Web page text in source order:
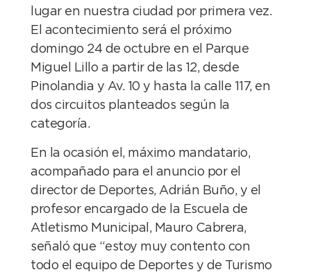
lugar en nuestra ciudad por primera vez.
El acontecimiento será el próximo
domingo 24 de octubre en el Parque
Miguel Lillo a partir de las 12, desde
Pinolandia y Av. 10 y hasta la calle 117, en
dos circuitos planteados según la
categoría.
En la ocasión el, máximo mandatario,
acompañado para el anuncio por el
director de Deportes, Adrián Buño, y el
profesor encargado de la Escuela de
Atletismo Municipal, Mauro Cabrera,
señaló que “estoy muy contento con
todo el equipo de Deportes y de Turismo